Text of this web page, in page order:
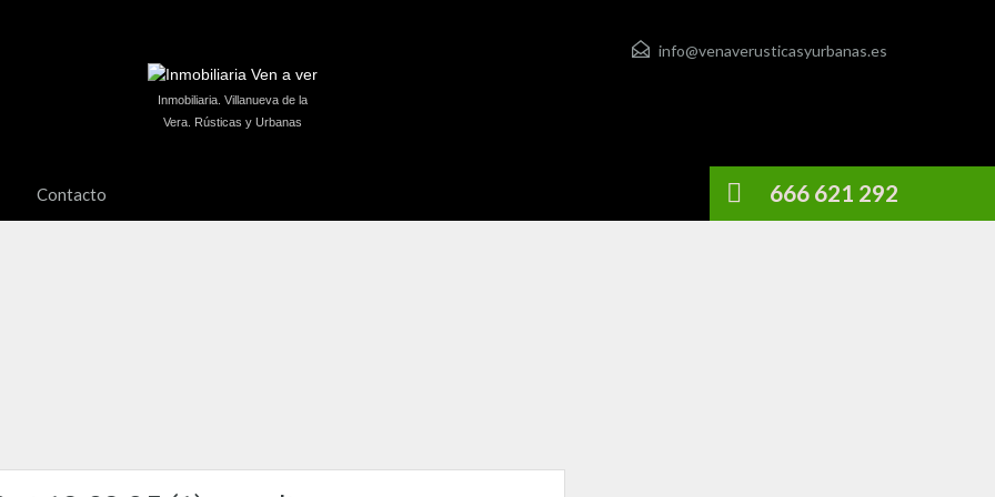
info@venaverusticasyurbanas.es
Inmobiliaria. Villanueva de la
Vera. Rústicas y Urbanas
Contacto 666 621 292